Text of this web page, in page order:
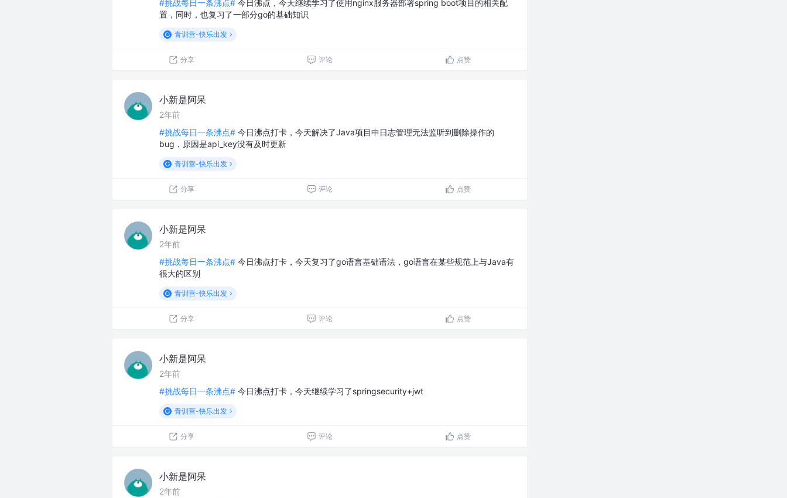
#挑战每日一条沸点# 今日沸点，今天继续学习了使用nginx服务器部署spring boot项目的相关配
置，同时，也复习了一部分go的基础知识
青训营-快乐出发
分享 评论 点赞
小新是阿呆
2年前
#挑战每日一条沸点# 今日沸点打卡，今天解决了Java项目中日志管理无法监听到删除操作的
bug，原因是api_key没有及时更新
青训营-快乐出发
分享 评论 点赞
小新是阿呆
2年前
#挑战每日一条沸点# 今日沸点打卡，今天复习了go语言基础语法，go语言在某些规范上与Java有
很大的区别
青训营-快乐出发
分享 评论 点赞
小新是阿呆
2年前
#挑战每日一条沸点# 今日沸点打卡，今天继续学习了springsecurity+jwt
青训营-快乐出发
分享 评论 点赞
小新是阿呆
2年前